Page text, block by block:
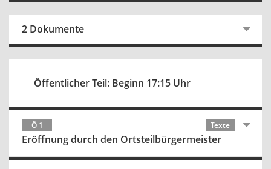
2 Dokumente
Öffentlicher Teil: Beginn 17:15 Uhr
Ö 1 Texte
Eröffnung durch den Ortsteilbürgermeister